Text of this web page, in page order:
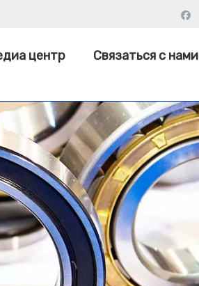
центр Связаться с нами